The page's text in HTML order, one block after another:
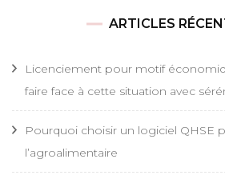
ARTICLES
Licenciement pour motif
faire face à cette situation avec
Pourquoi choisir un logiciel QHSE
l’agroalimentaire